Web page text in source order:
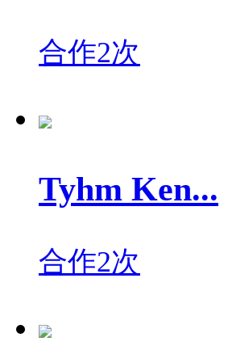
合作2次
Tyhm Ken...
合作2次